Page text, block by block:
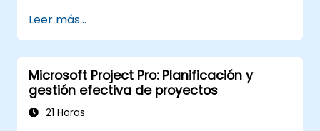
personalizados para recopilar y organizar
datos de manera eficiente.
Optimizar los procesos relacionados con
formularios para diversos tipos de
proyectos y equipos.
Leer más...
Microsoft Project Pro: Planificación y
gestión efectiva de proyectos
21 Horas